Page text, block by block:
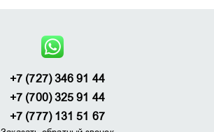
+7 (727) 346 91 44
+7 (700) 325 91 44
+7 (777) 131 51 67